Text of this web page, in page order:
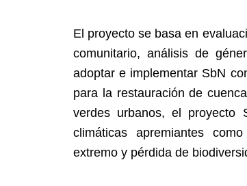
El proyecto se basa en
comunitario, análisis de
adoptar e implementar SbN
para la restauración de
verdes urbanos, el proyecto
climáticas apremiantes
extremo y pérdida de